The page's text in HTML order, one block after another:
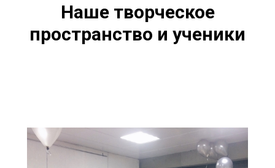
Наше творческое
пространство и ученики